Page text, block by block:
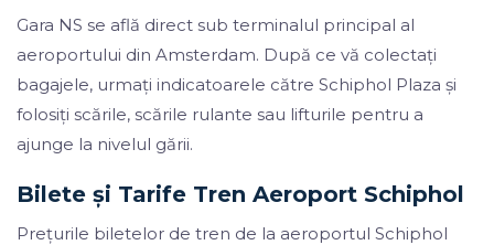
Gara NS se află direct sub terminalul principal al
aeroportului din Amsterdam. După ce vă colectați
bagajele, urmați indicatoarele către Schiphol Plaza și
folosiți scările, scările rulante sau lifturile pentru a
ajunge la nivelul gării.
Bilete și Tarife Tren Aeroport Schiphol
Prețurile biletelor de tren de la aeroportul Schiphol